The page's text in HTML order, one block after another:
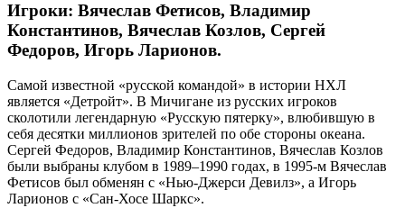
Игроки: Вячеслав Фетисов, Владимир
Константинов, Вячеслав Козлов, Сергей
Федоров, Игорь Ларионов.
Самой известной «русской командой» в истории НХЛ
является «Детройт». В Мичигане из русских игроков
сколотили легендарную «Русскую пятерку», влюбившую в
себя десятки миллионов зрителей по обе стороны океана.
Сергей Федоров, Владимир Константинов, Вячеслав Козлов
были выбраны клубом в 1989–1990 годах, в 1995-м Вячеслав
Фетисов был обменян с «Нью-Джерси Девилз», а Игорь
Ларионов с «Сан-Хосе Шаркс».